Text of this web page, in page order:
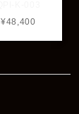
¥48,400